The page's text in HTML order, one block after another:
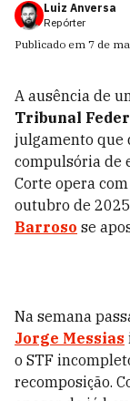
Luiz Anversa
Repórter
Publicado em 7 de
A ausência de
Tribunal
julgamento que
compulsória de
Corte opera
outubro de
Barroso se
Na semana
Jorge Messias
o STF
recomposição.